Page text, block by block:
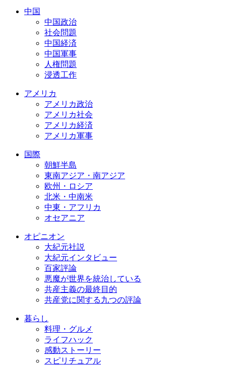
中国
中国政治
社会問題
中国経済
中国軍事
人権問題
浸透工作
アメリカ
アメリカ政治
アメリカ社会
アメリカ経済
アメリカ軍事
国際
朝鮮半島
東南アジア・南アジア
欧州・ロシア
北米・中南米
中東・アフリカ
オセアニア
オピニオン
大紀元社説
大紀元インタビュー
百家評論
悪魔が世界を統治している
共産主義の最終目的
共産党に関する九つの評論
暮らし
料理・グルメ
ライフハック
感動ストーリー
スピリチュアル